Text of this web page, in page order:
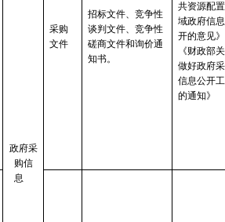
政府采
购信
息
采购
文件
招标文件、竞争性
谈判文件、竞争性
磋商文件和询价通
知书。
共资源配
域政府信
开的意见
《财政部
做好政府
信息公开
的通知》